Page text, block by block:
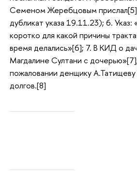
Семеном Жеребцовым
дубликат указа 19.11.23); 6. Указ:
коротко для какой причины
время делались»[6]; 7. В КИД о
Магдалине Султани с
пожаловании денщику
долгов.[8]